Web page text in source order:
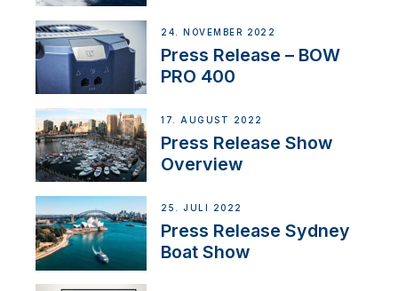
24. NOVEMBER 2022
Press Release – BOW
PRO 400
17. AUGUST 2022
Press Release Show
Overview
25. JULI 2022
Press Release Sydney
Boat Show